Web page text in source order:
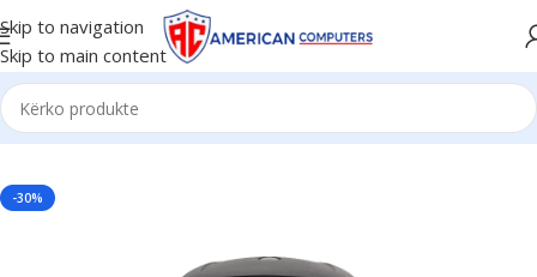
Skip to navigation
Skip to main content
Kreu/Biznese/Barcode Reader
-30%